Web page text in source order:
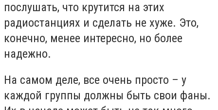
послушать, что крутится на этих
радиостанциях и сделать не хуже. Это,
конечно, менее интересно, но более
надежно.
На самом деле, все очень просто – у
каждой группы должны быть свои фаны.